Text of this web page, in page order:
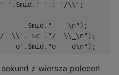
'_'.$mid.'_' : '/\\';
'.$mid."  __\n");
\\'. $c ."/  \\_\n");
z wiersza poleceń